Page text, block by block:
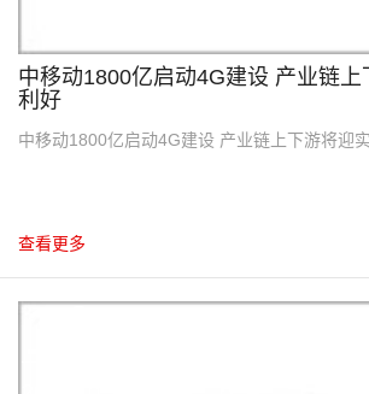
中移动1800亿启动4G建设 产业链上
利好
中移动1800亿启动4G建设 产业链上下游将迎
查看更多
10